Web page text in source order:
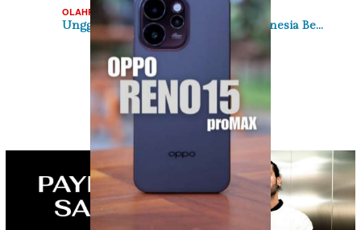
OLAHRAGA 31/07/2026
Unggul Jumlah Pemain Timnas Indonesia Be…